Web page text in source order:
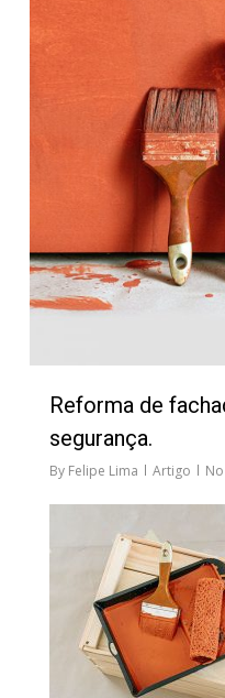
Reforma de
segurança.
By Felipe Lima Artigo